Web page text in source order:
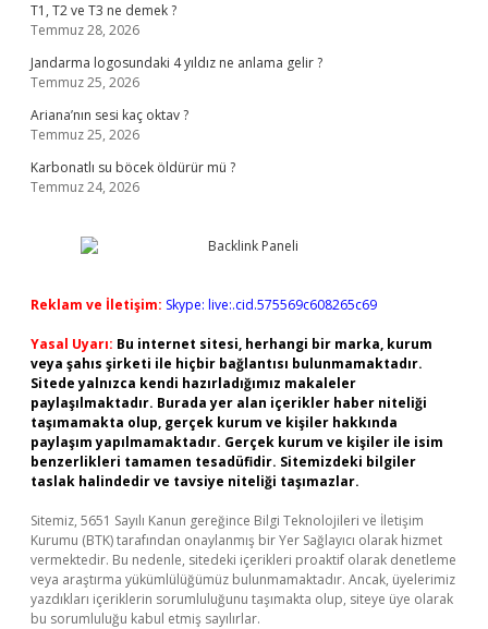
T1, T2 ve T3 ne demek ?
Temmuz 28, 2026
Jandarma logosundaki 4 yıldız ne anlama gelir ?
Temmuz 25, 2026
Ariana’nın sesi kaç oktav ?
Temmuz 25, 2026
Karbonatlı su böcek öldürür mü ?
Temmuz 24, 2026
Reklam ve İletişim: Skype: live:.cid.575569c608265c69
Yasal Uyarı: Bu internet sitesi, herhangi bir marka, kurum
veya şahıs şirketi ile hiçbir bağlantısı bulunmamaktadır.
Sitede yalnızca kendi hazırladığımız makaleler
paylaşılmaktadır. Burada yer alan içerikler haber niteliği
taşımamakta olup, gerçek kurum ve kişiler hakkında
paylaşım yapılmamaktadır. Gerçek kurum ve kişiler ile isim
benzerlikleri tamamen tesadüfidir. Sitemizdeki bilgiler
taslak halindedir ve tavsiye niteliği taşımazlar.
Sitemiz, 5651 Sayılı Kanun gereğince Bilgi Teknolojileri ve İletişim
Kurumu (BTK) tarafından onaylanmış bir Yer Sağlayıcı olarak hizmet
vermektedir. Bu nedenle, sitedeki içerikleri proaktif olarak denetleme
veya araştırma yükümlülüğümüz bulunmamaktadır. Ancak, üyelerimiz
yazdıkları içeriklerin sorumluluğunu taşımakta olup, siteye üye olarak
bu sorumluluğu kabul etmiş sayılırlar.